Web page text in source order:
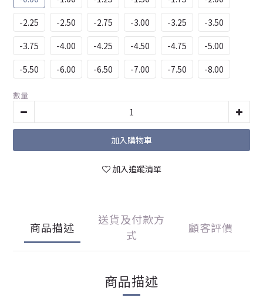
-2.25
-2.50 -2.75 -3.00 -3.25
-3.50
-3.75
-4.00 -4.25 -4.50 -4.75
-5.00
-5.50
-6.00 -6.50 -7.00 -7.50 -8.00
數量
加入購物車
加入追蹤清單
商品描述
送貨及付款方
式
顧客評價
商品描述